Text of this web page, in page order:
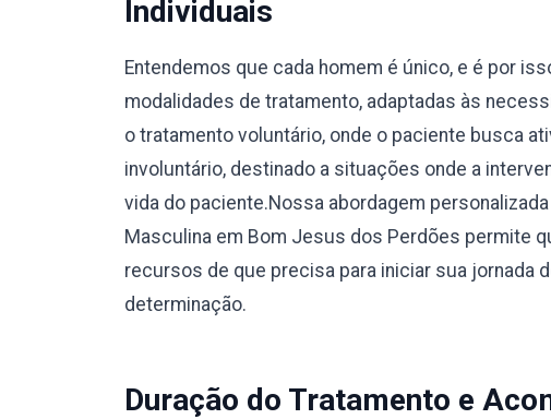
Individuais
Entendemos que cada homem é único, e é por
modalidades de tratamento, adaptadas às
o tratamento voluntário, onde o paciente busca
involuntário, destinado a situações onde a
vida do paciente.Nossa abordagem
Masculina em Bom Jesus dos Perdões permite
recursos de que precisa para iniciar sua jornada
determinação.
Duração do Tratamento e